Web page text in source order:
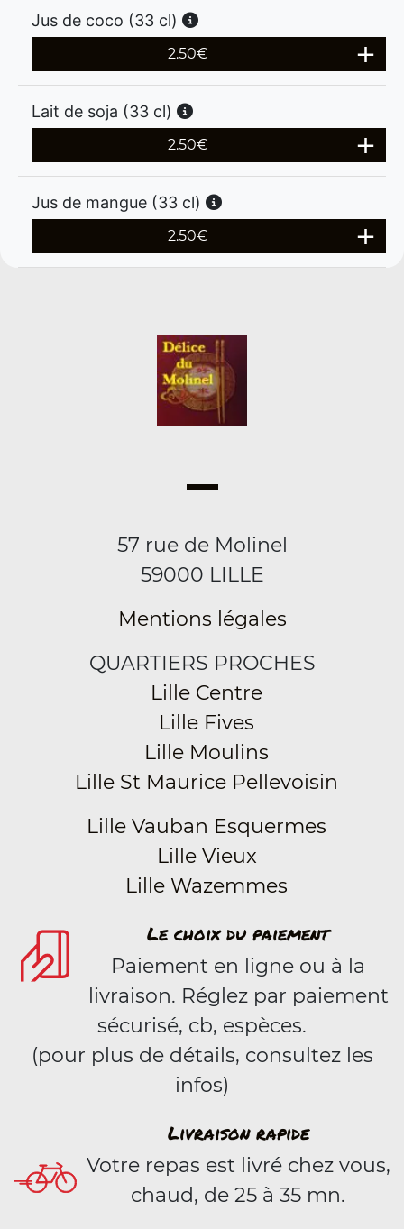
Jus de coco (33 cl)
2.50€
Lait de soja (33 cl)
2.50€
Jus de mangue (33 cl)
2.50€
57 rue de Molinel
59000 LILLE
Mentions légales
QUARTIERS PROCHES
Lille Centre
Lille Fives
Lille Moulins
Lille St Maurice Pellevoisin
Lille Vauban Esquermes
Lille Vieux
Lille Wazemmes
Le choix du paiement
Paiement en ligne ou à la
livraison. Réglez par paiement
sécurisé, cb, espèces.
(pour plus de détails, consultez les
infos)
Livraison rapide
Votre repas est livré chez vous,
chaud, de 25 à 35 mn.